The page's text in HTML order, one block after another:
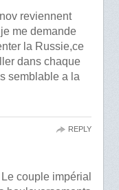
reviennent
me demande
la Russie,ce
dans chaque
semblable a la
couple impérial
REPLY